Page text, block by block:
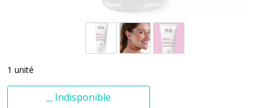
1 unité
Indisponible